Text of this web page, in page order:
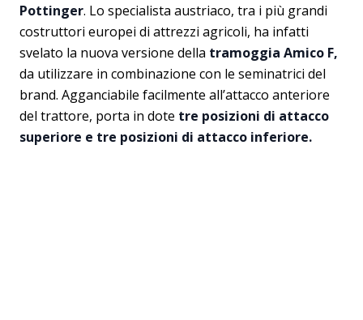
Pottinger. Lo specialista austriaco, tra i più grandi
costruttori europei di attrezzi agricoli, ha infatti
svelato la nuova versione della tramoggia Amico F,
da utilizzare in combinazione con le seminatrici del
brand. Agganciabile facilmente all’attacco anteriore
del trattore, porta in dote tre posizioni di attacco
superiore e tre posizioni di attacco inferiore.